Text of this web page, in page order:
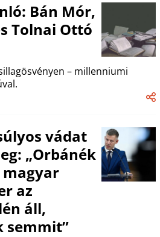
Bán Mór,
Tolnai Ottó
– millenniumi
vádat
„Orbánék
az
áll,
semmit”